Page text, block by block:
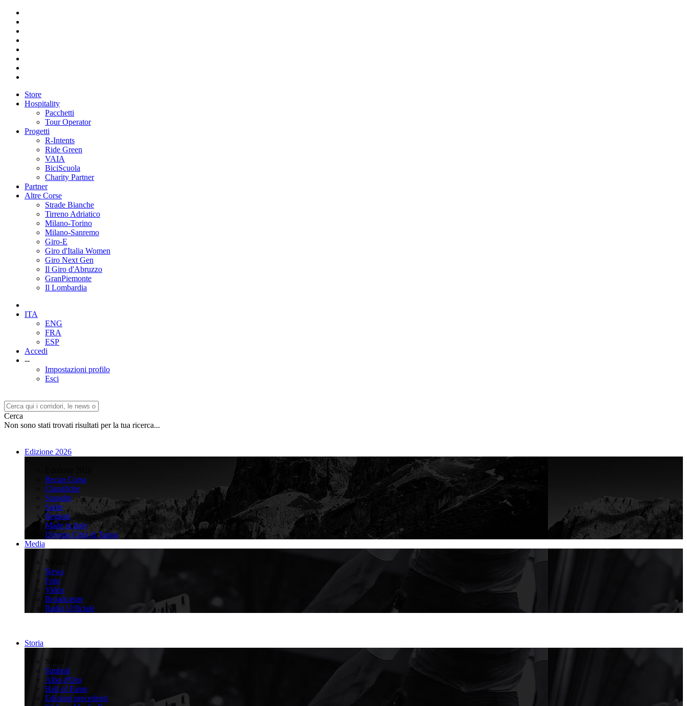
Store
Hospitality
Pacchetti
Tour Operator
Progetti
R-Intents
Ride Green
VAIA
BiciScuola
Charity Partner
Partner
Altre Corse
Strade Bianche
Tirreno Adriatico
Milano-Torino
Milano-Sanremo
Giro-E
Giro d'Italia Women
Giro Next Gen
Il Giro d'Abruzzo
GranPiemonte
Il Lombardia
ITA
ENG
FRA
ESP
Accedi
--
Impostazioni profilo
Esci
Cerca
Non sono stati trovati risultati per la tua ricerca...
Edizione 2026
Recap Corsa
Classifiche
Squadre
Salite
Regioni
Made in Italy
Diventa Città di Tappa
Media
Media
News
Foto
Video
Broadcaster
Radio Ufficiale
Storia
Storia
Simboli
Albo d'Oro
Hall of Fame
Edizioni precedenti